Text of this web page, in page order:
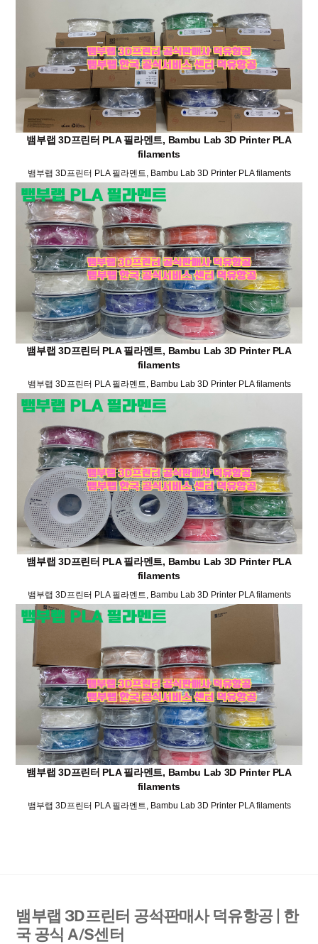
뱀부랩 3D프린터 PLA 필라멘트, Bambu Lab 3D Printer PLA
filaments
뱀부랩 3D프린터 PLA 필라멘트, Bambu Lab 3D Printer PLA filaments
뱀부랩 3D프린터 PLA 필라멘트, Bambu Lab 3D Printer PLA
filaments
뱀부랩 3D프린터 PLA 필라멘트, Bambu Lab 3D Printer PLA filaments
뱀부랩 3D프린터 PLA 필라멘트, Bambu Lab 3D Printer PLA
filaments
뱀부랩 3D프린터 PLA 필라멘트, Bambu Lab 3D Printer PLA filaments
뱀부랩 3D프린터 PLA 필라멘트, Bambu Lab 3D Printer PLA
filaments
뱀부랩 3D프린터 PLA 필라멘트, Bambu Lab 3D Printer PLA filaments
Back
뱀부랩 3D프린터 공식판매사 덕유항공 | 한
국 공식 A/S센터